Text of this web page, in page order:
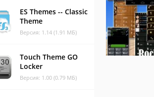
ES Themes -- Classic
Theme
Версия: 1.14 (1.91 МБ)
Touch Theme GO
Locker
Версия: 1.00 (0.79 МБ)